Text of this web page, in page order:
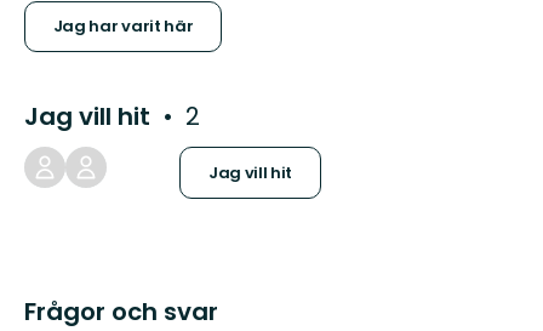
Jag har varit här
Jag vill hit 2
Jag vill hit
Frågor och svar